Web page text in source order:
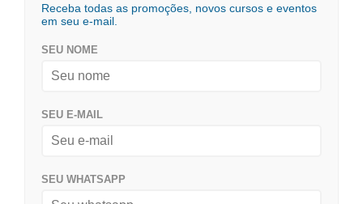
Receba todas as promoções, novos cursos e eventos
em seu e-mail.
SEU NOME
SEU E-MAIL
SEU WHATSAPP